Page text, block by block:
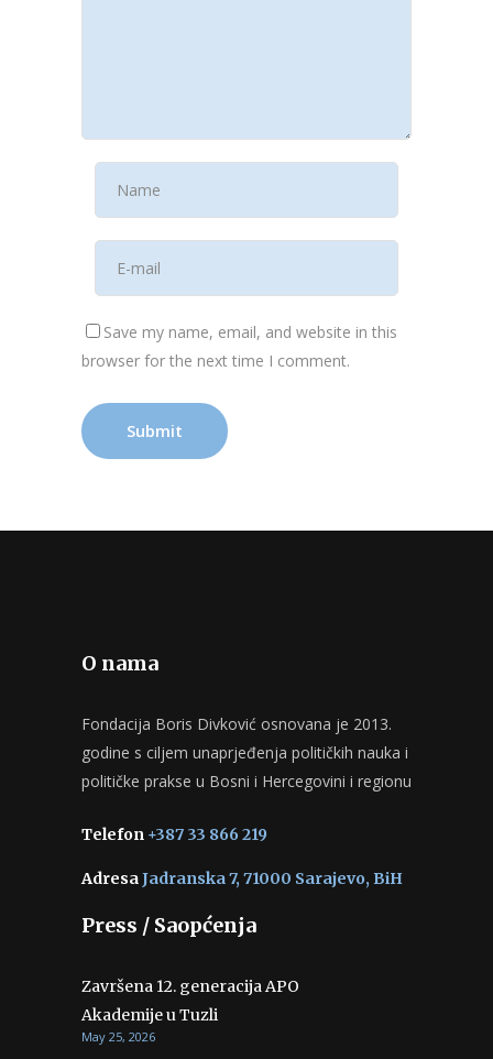
Save my name, email, and website in this
browser for the next time I comment.
O nama
Fondacija Boris Divković osnovana je 2013.
godine s ciljem unaprjeđenja političkih nauka i
političke prakse u Bosni i Hercegovini i regionu
Telefon +387 33 866 219
AdresaJadranska 7, 71000 Sarajevo, BiH
Press / Saopćenja
Završena 12. generacija APO
Akademije u Tuzli
May 25, 2026